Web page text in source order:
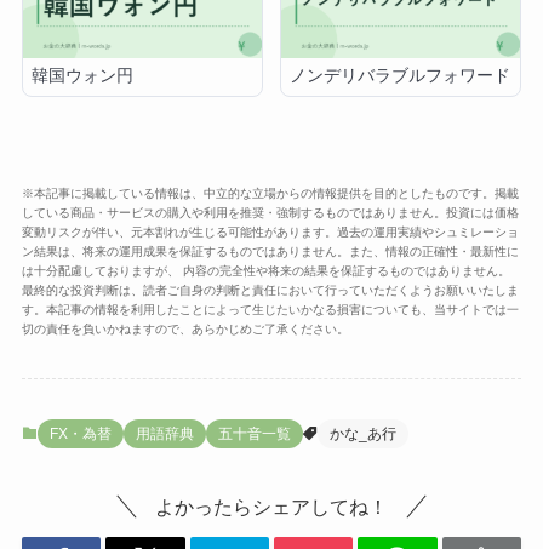
韓国ウォン円 ノンデリバラブルフォワード
※本記事に掲載している情報は、中立的な立場からの情報提供を目的としたものです。掲載
している商品・サービスの購入や利用を推奨・強制するものではありません。投資には価格
変動リスクが伴い、元本割れが生じる可能性があります。過去の運用実績やシュミレーショ
ン結果は、将来の運用成果を保証するものではありません。また、情報の正確性・最新性に
は十分配慮しておりますが、 内容の完全性や将来の結果を保証するものではありません。
最終的な投資判断は、読者ご自身の判断と責任において行っていただくようお願いいたしま
す。本記事の情報を利用したことによって生じたいかなる損害についても、当サイトでは一
切の責任を負いかねますので、あらかじめご了承ください。
FX・為替 用語辞典 五十音一覧 かな_あ行
よかったらシェアしてね！